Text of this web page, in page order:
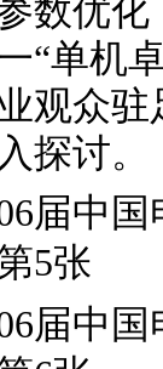
数优
“单机
观众
探讨。